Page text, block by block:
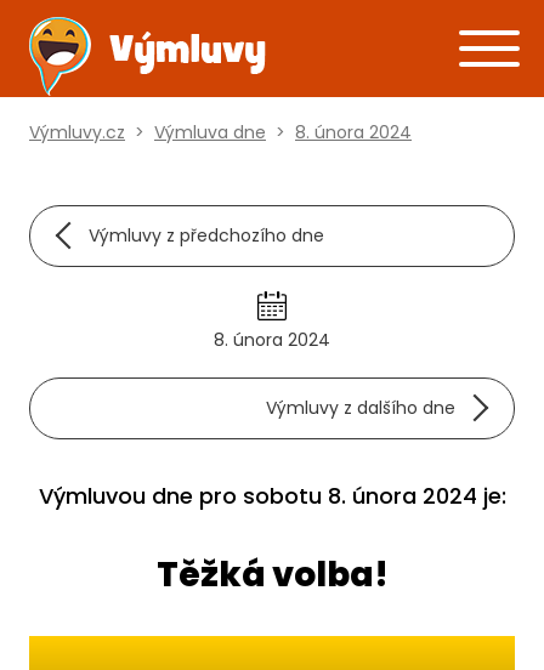
Výmluvy.cz > Výmluva dne > 8. února 2024
Výmluvy z předchozího dne
8. února 2024
Výmluvy z dalšího dne
Výmluvou dne pro sobotu 8. února 2024 je:
Těžká volba!